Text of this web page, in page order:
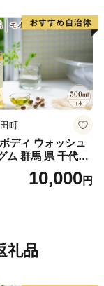
町
ディ ウォッシュ
ム 群馬 県 千代田
クス〉10,000円
礼品